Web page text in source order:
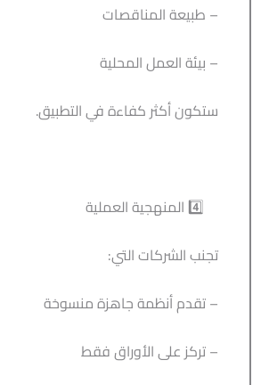
– طبيعة المناقصات
– بيئة العمل المحلية
ستكون أكثر كفاءة في التطبيق.
تجنب الشركات التي:
– تقدم أنظمة جاهزة منسوخة
– تركز على الأوراق فقط